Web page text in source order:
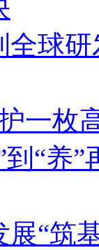
全球
一枚
到“养
“筑